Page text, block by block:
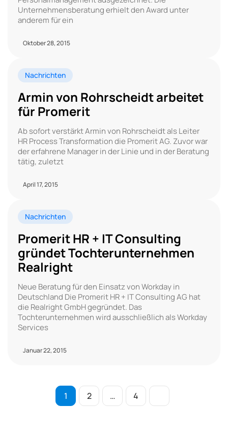
Unternehmensberatung erhielt den Award unter
anderem für ein
Oktober 28, 2015
Nachrichten
Armin von Rohrscheidt arbeitet
für Promerit
Ab sofort verstärkt Armin von Rohrscheidt als Leiter
HR Process Transformation die Promerit AG. Zuvor war
der erfahrene Manager in der Linie und in der Beratung
tätig, zuletzt
April 17, 2015
Nachrichten
Promerit HR + IT Consulting
gründet Tochterunternehmen
Realright
Neue Beratung für den Einsatz von Workday in
Deutschland Die Promerit HR + IT Consulting AG hat
die Realright GmbH gegründet. Das
Tochterunternehmen wird ausschließlich als Workday
Services
Januar 22, 2015
1 2 … 4